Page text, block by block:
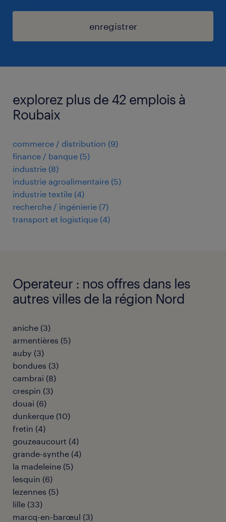
enregistrer
explorez plus de 42 emplois à
Roubaix
commerce / distribution (9)
finance / banque (5)
industrie (8)
industrie agroalimentaire (5)
industrie textile (4)
recherche / ingénierie (7)
transport et logistique (4)
Operateur : nos offres dans les
autres villes de la région Nord
aniche (3)
armentières (5)
auby (3)
bondues (3)
cambrai (8)
crespin (3)
douai (6)
dunkerque (10)
fretin (4)
gouzeaucourt (4)
grande-synthe (4)
la madeleine (5)
lesquin (6)
lezennes (5)
lille (33)
marcq-en-barœul (3)